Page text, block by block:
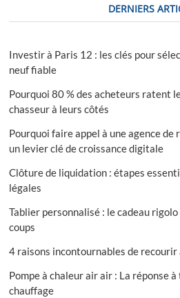
DERNIERS
Investir à Paris 12 : les clés pour
neuf fiable
Pourquoi 80 % des acheteurs ratent
chasseur à leurs côtés
Pourquoi faire appel à une agence
un levier clé de croissance digitale
Clôture de liquidation : étapes
légales
Tablier personnalisé : le cadeau
coups
4 raisons incontournables de recourir
Pompe à chaleur air air : La réponse
chauffage